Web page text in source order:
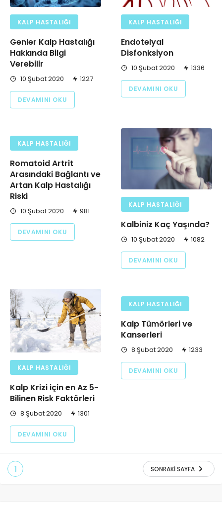
KALP HASTALIĞI
Genler Kalp Hastalığı
Hakkında Bilgi
Verebilir
10 Şubat 2020 1227
DEVAMINI OKU
KALP HASTALIĞI
Endotelyal
Disfonksiyon
10 Şubat 2020 1336
DEVAMINI OKU
KALP HASTALIĞI
Romatoid Artrit
Arasındaki Bağlantı ve
Artan Kalp Hastalığı
Riski
10 Şubat 2020 981
DEVAMINI OKU
KALP HASTALIĞI
Kalbiniz Kaç Yaşında?
10 Şubat 2020 1082
DEVAMINI OKU
KALP HASTALIĞI
Kalp Krizi için en Az 5-
Bilinen Risk Faktörleri
8 Şubat 2020 1301
DEVAMINI OKU
KALP HASTALIĞI
Kalp Tümörleri ve
Kanserleri
8 Şubat 2020 1233
DEVAMINI OKU
1 SONRAKI SAYFA